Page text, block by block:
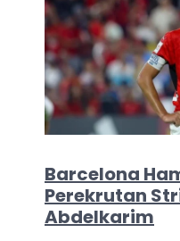
Barcelona
Perekrutan
Abdelkarim